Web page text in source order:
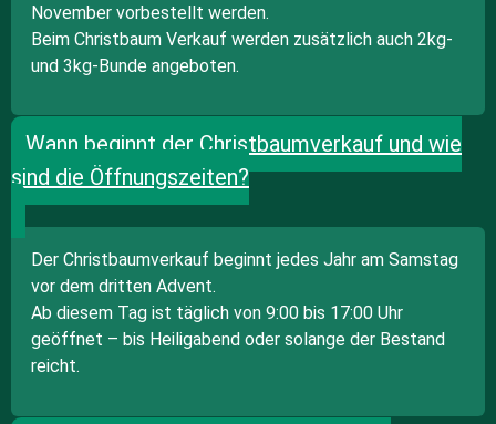
November vorbestellt werden.
Beim Christbaum Verkauf werden zusätzlich auch 2kg-
und 3kg-Bunde angeboten.
Wann beginnt der Christbaumverkauf und wie
sind die Öffnungszeiten?
Der Christbaumverkauf beginnt jedes Jahr am Samstag
vor dem dritten Advent.
Ab diesem Tag ist täglich von 9:00 bis 17:00 Uhr
geöffnet – bis Heiligabend oder solange der Bestand
reicht.